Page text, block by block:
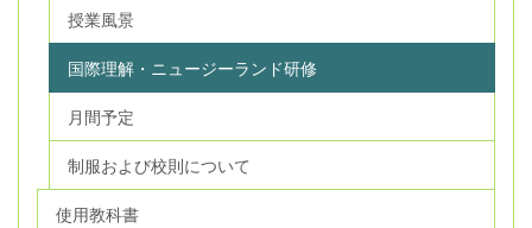
授業風景
国際理解・ニュージーランド研修
月間予定
制服および校則について
使用教科書